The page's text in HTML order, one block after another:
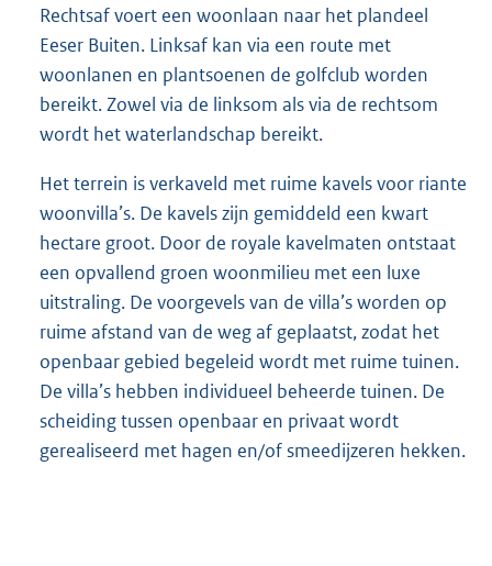
Rechtsaf voert een woonlaan naar het plandeel
Eeser Buiten. Linksaf kan via een route met
woonlanen en plantsoenen de golfclub worden
bereikt. Zowel via de linksom als via de rechtsom
wordt het waterlandschap bereikt.
Het terrein is verkaveld met ruime kavels voor riante
woonvilla’s. De kavels zijn gemiddeld een kwart
hectare groot. Door de royale kavelmaten ontstaat
een opvallend groen woonmilieu met een luxe
uitstraling. De voorgevels van de villa’s worden op
ruime afstand van de weg af geplaatst, zodat het
openbaar gebied begeleid wordt met ruime tuinen.
De villa’s hebben individueel beheerde tuinen. De
scheiding tussen openbaar en privaat wordt
gerealiseerd met hagen en/of smeedijzeren hekken.